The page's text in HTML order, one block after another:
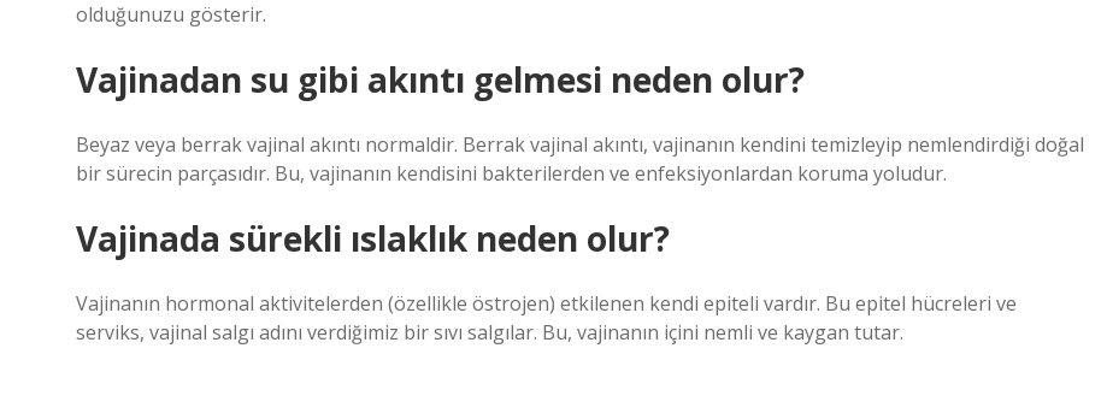
olduğunuzu gösterir.
Vajinadan su gibi akıntı gelmesi neden olur?
Beyaz veya berrak vajinal akıntı normaldir. Berrak vajinal akıntı, vajinanın kendini temizleyip nemlendirdiği doğal
bir sürecin parçasıdır. Bu, vajinanın kendisini bakterilerden ve enfeksiyonlardan koruma yoludur.
Vajinada sürekli ıslaklık neden olur?
Vajinanın hormonal aktivitelerden (özellikle östrojen) etkilenen kendi epiteli vardır. Bu epitel hücreleri ve
serviks, vajinal salgı adını verdiğimiz bir sıvı salgılar. Bu, vajinanın içini nemli ve kaygan tutar.